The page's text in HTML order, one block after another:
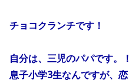
チョコクランチです！
自分は、三児のパパです。！
息子小学3生なんですが、